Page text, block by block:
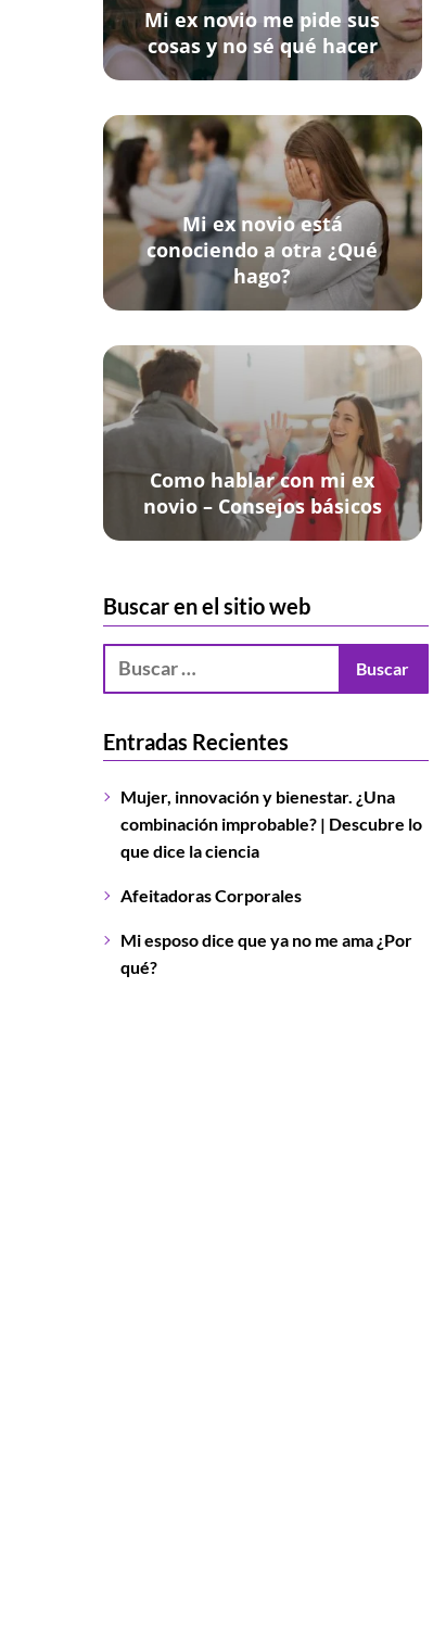
Mi ex novio me pide sus
cosas y no sé qué hacer
Mi ex novio está
conociendo a otra ¿Qué
hago?
Como hablar con mi ex
novio – Consejos básicos
Buscar en el sitio web
Entradas Recientes
Mujer, innovación y bienestar. ¿Una
combinación improbable? | Descubre lo
que dice la ciencia
Afeitadoras Corporales
Mi esposo dice que ya no me ama ¿Por
qué?